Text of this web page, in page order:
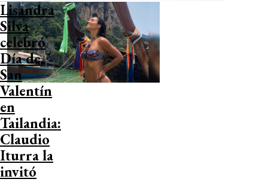
Lisandra
Silva
celebró
Día de
San
Valentín
en
Tailandia:
Claudio
Iturra la
invitó